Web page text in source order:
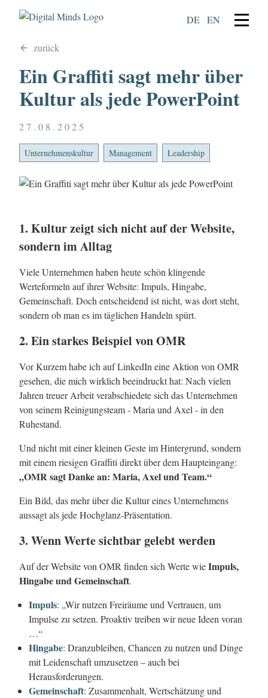
DE EN
zurück
Ein Graffiti sagt mehr über
Kultur als jede PowerPoint
27.08.2025
Unternehmenskultur Management Leadership
1. Kultur zeigt sich nicht auf der Website,
sondern im Alltag
Viele Unternehmen haben heute schön klingende
Werteformeln auf ihrer Website: Impuls, Hingabe,
Gemeinschaft. Doch entscheidend ist nicht, was dort steht,
sondern ob man es im täglichen Handeln spürt.
2. Ein starkes Beispiel von OMR
Vor Kurzem habe ich auf LinkedIn eine Aktion von OMR
gesehen, die mich wirklich beeindruckt hat: Nach vielen
Jahren treuer Arbeit verabschiedete sich das Unternehmen
von seinem Reinigungsteam - Maria und Axel - in den
Ruhestand.
Und nicht mit einer kleinen Geste im Hintergrund, sondern
mit einem riesigen Graffiti direkt über dem Haupteingang:
„OMR sagt Danke an: Maria, Axel und Team.“
Ein Bild, das mehr über die Kultur eines Unternehmens
aussagt als jede Hochglanz-Präsentation.
3. Wenn Werte sichtbar gelebt werden
Auf der Website von OMR finden sich Werte wieImpuls,
Hingabe und Gemeinschaft.
Impuls: „Wir nutzen Freiräume und Vertrauen, um
Impulse zu setzen. Proaktiv treiben wir neue Ideen voran
…“
Hingabe: Dranzubleiben, Chancen zu nutzen und Dinge
mit Leidenschaft umzusetzen – auch bei
Herausforderungen.
Gemeinschaft: Zusammenhalt, Wertschätzung und